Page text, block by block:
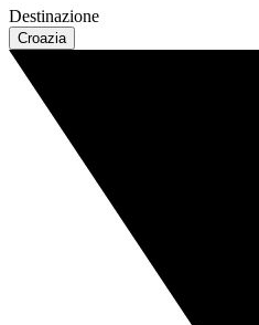
Destinazione
Croazia